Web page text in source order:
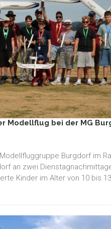
Modellflug bei der MG
Burgdorf im
an zwei
Kinder im Alter von 10 bis